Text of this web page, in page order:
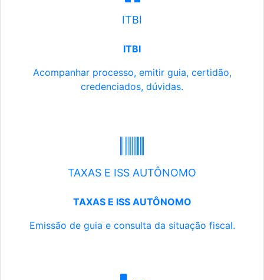
ITBI
ITBI
Acompanhar processo, emitir guia, certidão,
credenciados, dúvidas.
TAXAS E ISS AUTÔNOMO
TAXAS E ISS AUTÔNOMO
Emissão de guia e consulta da situação fiscal.